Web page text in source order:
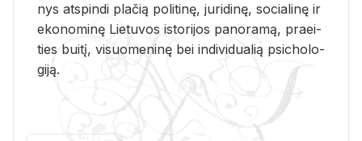
nys at­spin­di pla­čią po­li­ti­nę, ju­ri­di­nę, so­cia­li­nę ir
eko­no­mi­nę Lie­tu­vos is­to­ri­jos pa­no­ra­mą, pra­ei­
ties bui­tį, vi­suo­me­ni­nę bei in­di­vi­dua­lią psi­cho­lo­
gi­ją.